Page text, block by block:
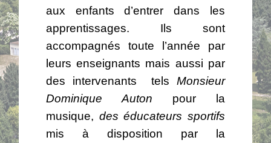
aux enfants d’entrer dans les
apprentissages. Ils sont
accompagnés toute l’année par
leurs enseignants mais aussi par
des intervenants tels Monsieur
Dominique Auton pour la
musique, des éducateurs sportifs
mis à disposition par la